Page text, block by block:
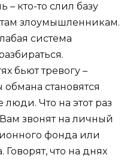
кто-то слил базу
злоумышленникам.
система
бьют тревогу –
становятся
Что на этот раз
звонят на личный
фонда или
что на днях